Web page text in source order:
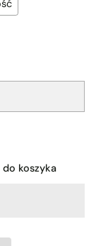
do koszyka